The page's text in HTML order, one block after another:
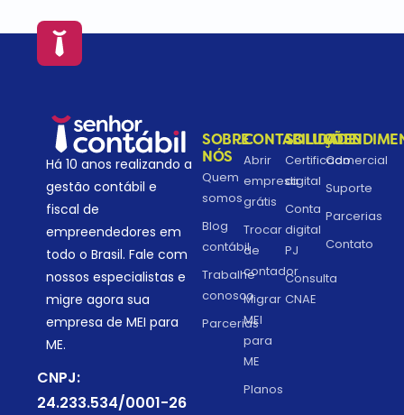
Há 10 anos realizando a
gestão contábil e
fiscal de
empreendedores em
todo o Brasil. Fale com
nossos especialistas e
migre agora sua
empresa de MEI para
ME.
CNPJ:
24.233.534/0001-26
SOBRE
NÓS
Quem
somos
Blog
contábil
Trabalhe
conosco
Parcerias
CONTABILIDADE
Abrir
empresa
grátis
Trocar
de
contador
Migrar
MEI
para
ME
Planos
SOLUÇÕES
Certificado
digital
Conta
digital
PJ
Consulta
CNAE
Comercial
Suporte
Parcerias
Contato